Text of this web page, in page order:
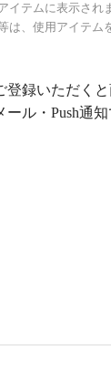
テムに表示され
、使用アイテム
登録いただく
ール・Push通